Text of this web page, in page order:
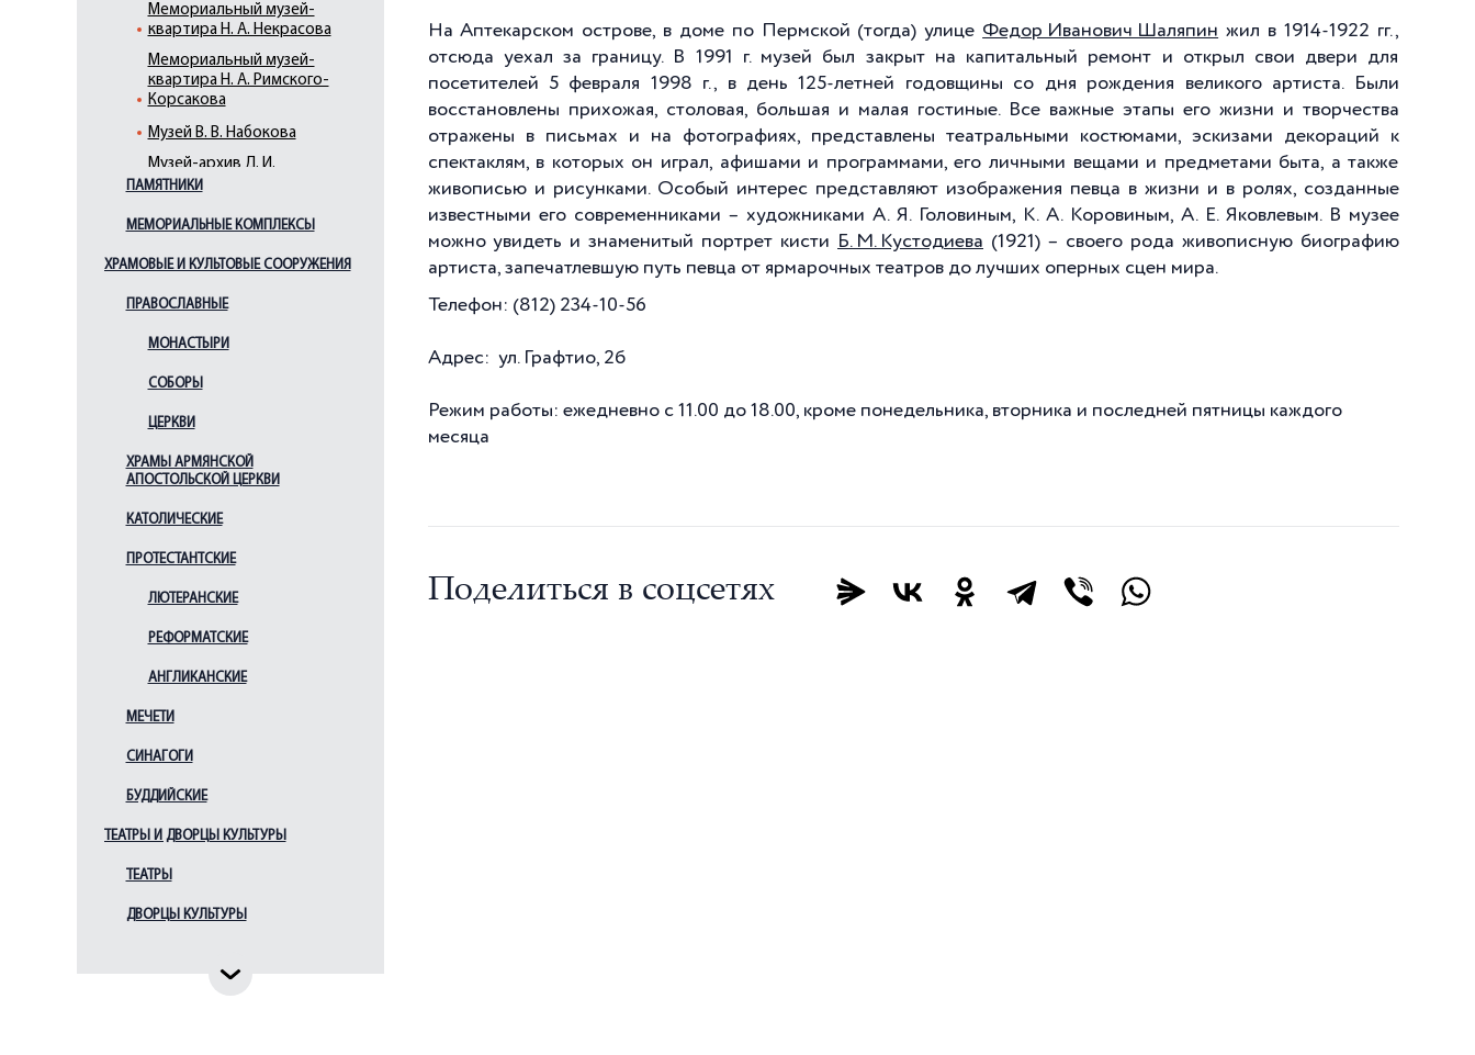
Мемориальный музей-
квартира Н. А. Некрасова
Мемориальный музей-
квартира Н. А. Римского-
Корсакова
Музей В. В. Набокова
Музей-архив Д. И.
Менделеева
Музей-квартира А. А. Блока
Зощенко
Музей-квартира Ф. И.
Царскосельский лицей
царскосельский лицей)
ПАМЯТНИКИ
МЕМОРИАЛЬНЫЕ КОМПЛЕКСЫ
ХРАМОВЫЕ И КУЛЬТОВЫЕ СООРУЖЕНИЯ
ПРАВОСЛАВНЫЕ
МОНАСТЫРИ
СОБОРЫ
ЦЕРКВИ
ХРАМЫ АРМЯНСКОЙ
АПОСТОЛЬСКОЙ ЦЕРКВИ
КАТОЛИЧЕСКИЕ
ПРОТЕСТАНТСКИЕ
ЛЮТЕРАНСКИЕ
РЕФОРМАТСКИЕ
АНГЛИКАНСКИЕ
МЕЧЕТИ
СИНАГОГИ
БУДДИЙСКИЕ
ТЕАТРЫ И ДВОРЦЫ КУЛЬТУРЫ
ТЕАТРЫ
ДВОРЦЫ КУЛЬТУРЫ
На Аптекарском острове, в доме по Пермской (тогда) улице Федор Иванович Шаляпин жил в 1914-1922 гг.,
отсюда уехал за границу. В 1991 г. музей был закрыт на капитальный ремонт и открыл свои двери для
посетителей 5 февраля 1998 г., в день 125-летней годовщины со дня рождения великого артиста. Были
восстановлены прихожая, столовая, большая и малая гостиные. Все важные этапы его жизни и творчества
отражены в письмах и на фотографиях, представлены театральными костюмами, эскизами декораций к
спектаклям, в которых он играл, афишами и программами, его личными вещами и предметами быта, а также
живописью и рисунками. Особый интерес представляют изображения певца в жизни и в ролях, созданные
известными его современниками – художниками А. Я. Головиным, К. А. Коровиным, А. Е. Яковлевым. В музее
можно увидеть и знаменитый портрет кисти Б. М. Кустодиева (1921) – своего рода живописную биографию
артиста, запечатлевшую путь певца от ярмарочных театров до лучших оперных сцен мира.
Телефон: (812) 234-10-56
Адрес: ул. Графтио, 2б
Режим работы: ежедневно с 11.00 до 18.00, кроме понедельника, вторника и последней пятницы каждого
месяца
Поделиться в соцсетях